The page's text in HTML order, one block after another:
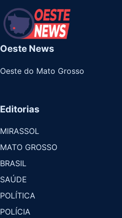
Oeste News
Oeste do Mato Grosso
Editorias
MIRASSOL
MATO GROSSO
BRASIL
SAÚDE
POLÍTICA
POLÍCIA